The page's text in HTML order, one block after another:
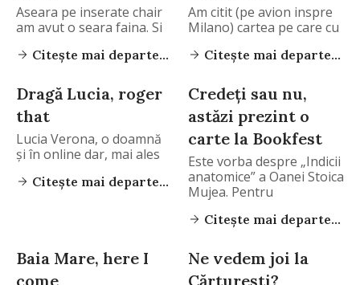
Aseara pe inserate chair
am avut o seara faina. Si
Citește mai departe...
Am citit (pe avion inspre
Milano) cartea pe care cu
Citește mai departe...
Dragă Lucia, roger
that
Lucia Verona, o doamnă
şi în online dar, mai ales
Citește mai departe...
Credeţi sau nu,
astăzi prezint o
carte la Bookfest
Este vorba despre „Indicii
anatomice” a Oanei Stoica
Mujea. Pentru
Citește mai departe...
Baia Mare, here I
come
Ne vedem joi la
Cărtureşti?